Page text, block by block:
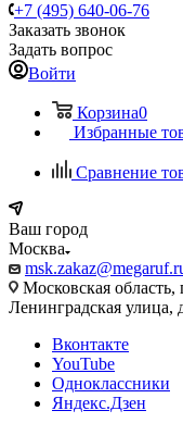
+7 (495) 640-06-76
Заказать звонок
Задать вопрос
Войти
Корзина0
Избранные
Сравнение
Ваш город
Москва
Московская
Ленинградская улица,
Вконтакте
YouTube
Одноклассники
Яндекс.Дзен